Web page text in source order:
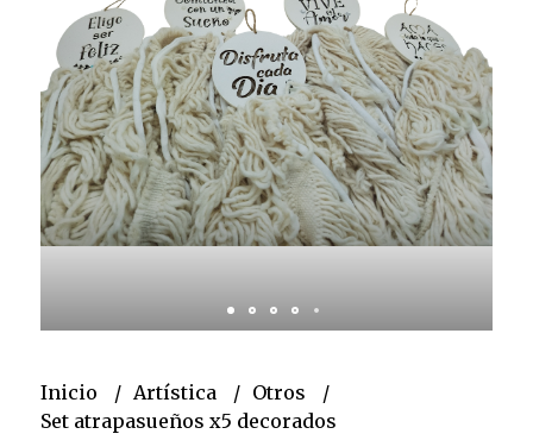
Inicio Artística
Otros
Set atrapasueños x5 decorados